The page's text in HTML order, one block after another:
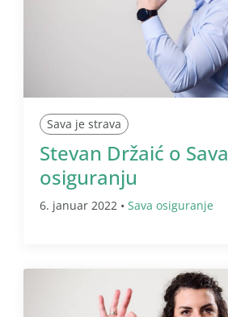
Sava je strava
Stevan Držaić o Sava
osiguranju
6. januar 2022 • Sava osiguranje